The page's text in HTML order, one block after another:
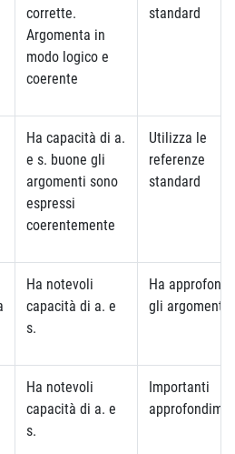
corrette.
Argomenta in
modo logico e
coerente
standard
Ha capacità di a.
e s. buone gli
argomenti sono
espressi
coerentemente
Utilizza le
referenze
standard
Ha notevoli
capacità di a. e
s.
Ha
gli argomenti
Ha notevoli
capacità di a. e
s.
Importanti